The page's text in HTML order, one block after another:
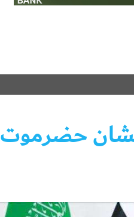
حضرموت